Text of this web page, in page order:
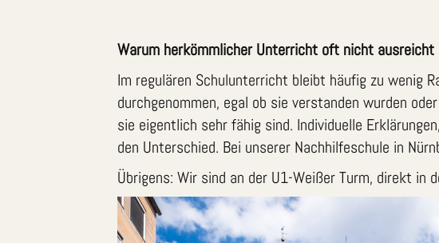
Warum herkömmlicher Unterricht oft nicht ausreicht
Im regulären Schulunterricht bleibt häufig zu wenig
durchgenommen, egal ob sie verstanden wurden
sie eigentlich sehr fähig sind. Individuelle
den Unterschied. Bei unserer Nachhilfeschule in
Übrigens: Wir sind an der U1-Weißer Turm, direkt in